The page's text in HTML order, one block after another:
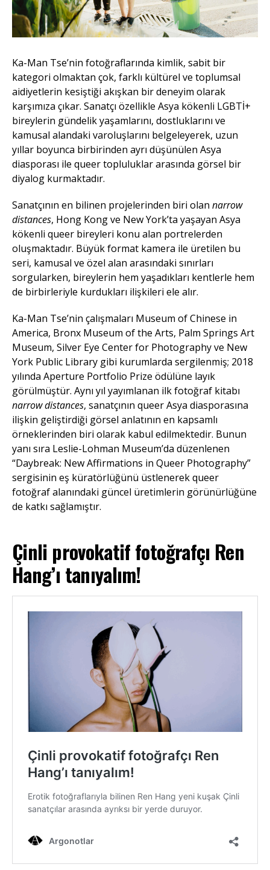
Ka-Man Tse’nin fotoğraflarında kimlik, sabit bir
kategori olmaktan çok, farklı kültürel ve toplumsal
aidiyetlerin kesiştiği akışkan bir deneyim olarak
karşımıza çıkar. Sanatçı özellikle Asya kökenli LGBTİ+
bireylerin gündelik yaşamlarını, dostluklarını ve
kamusal alandaki varoluşlarını belgeleyerek, uzun
yıllar boyunca birbirinden ayrı düşünülen Asya
diasporası ile queer topluluklar arasında görsel bir
diyalog kurmaktadır.
Sanatçının en bilinen projelerinden biri olan narrow
distances, Hong Kong ve New York’ta yaşayan Asya
kökenli queer bireyleri konu alan portrelerden
oluşmaktadır. Büyük format kamera ile üretilen bu
seri, kamusal ve özel alan arasındaki sınırları
sorgularken, bireylerin hem yaşadıkları kentlerle hem
de birbirleriyle kurdukları ilişkileri ele alır.
Ka-Man Tse’nin çalışmaları Museum of Chinese in
America, Bronx Museum of the Arts, Palm Springs Art
Museum, Silver Eye Center for Photography ve New
York Public Library gibi kurumlarda sergilenmiş; 2018
yılında Aperture Portfolio Prize ödülüne layık
görülmüştür. Aynı yıl yayımlanan ilk fotoğraf kitabı
narrow distances, sanatçının queer Asya diasporasına
ilişkin geliştirdiği görsel anlatının en kapsamlı
örneklerinden biri olarak kabul edilmektedir. Bunun
yanı sıra Leslie-Lohman Museum’da düzenlenen
“Daybreak: New Affirmations in Queer Photography”
sergisinin eş küratörlüğünü üstlenerek queer
fotoğraf alanındaki güncel üretimlerin görünürlüğüne
de katkı sağlamıştır.
Çinli provokatif fotoğrafçı Ren
Hang’ı tanıyalım!